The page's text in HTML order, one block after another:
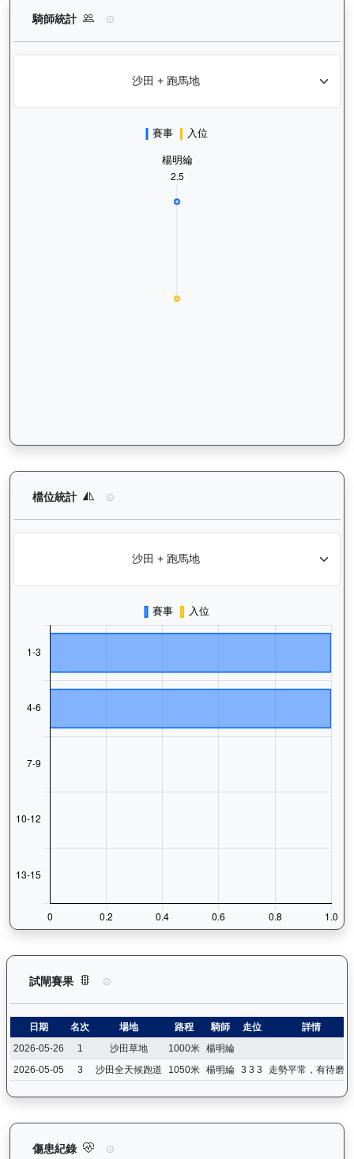
騎師統計 浩然（L392）— 騎師統計分析：查看各騎師策
檔位統計 浩然（L392）— 檔位統計分析：查看馬匹在不
試閘賽果 浩然（L392）— 試閘賽果紀錄：查看馬匹所有
日期 名次 場地 路程 騎師 走位
詳情
2026-05-26
1 沙田草地 1000米 楊明綸
2026-05-05
3 沙田全天候跑道 1050米 楊明綸 3 3 3 走勢平常，有待磨練
傷患紀錄 浩然（L392）— 傷患紀錄：查看馬匹完整的獸